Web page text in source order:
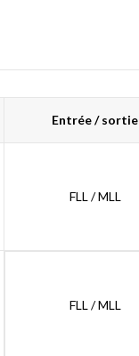
Entrée / sortie
FLL / MLL
FLL / MLL